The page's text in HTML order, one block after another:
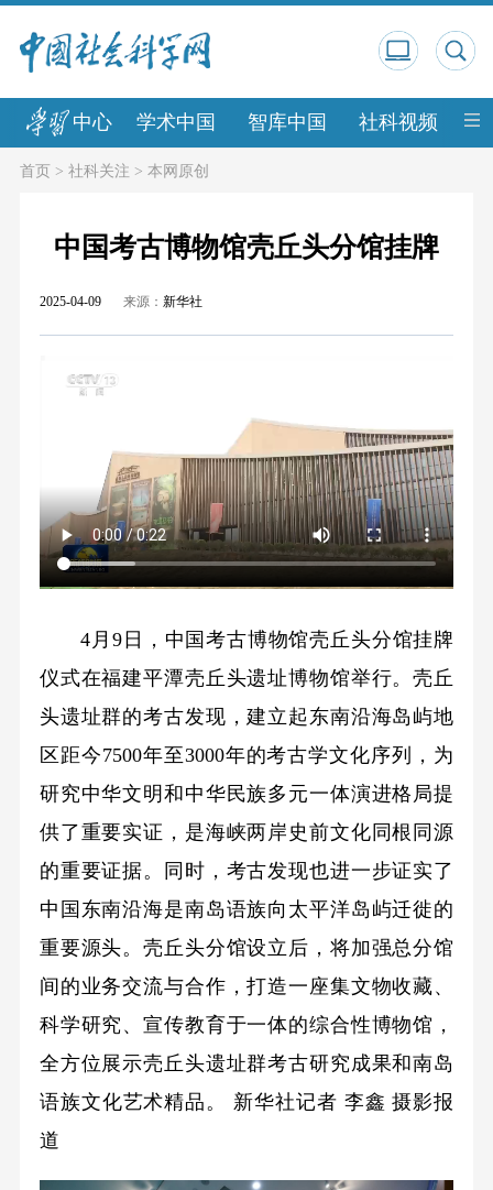
中心 学术中国 智库中国 社科视频 中
首页> 社科关注 > 本网原创
中国考古博物馆壳丘头分馆挂牌
2025-04-09 来源： 新华社
4月9日，中国考古博物馆壳丘头分馆挂牌
仪式在福建平潭壳丘头遗址博物馆举行。壳丘
头遗址群的考古发现，建立起东南沿海岛屿地
区距今7500年至3000年的考古学文化序列，为
研究中华文明和中华民族多元一体演进格局提
供了重要实证，是海峡两岸史前文化同根同源
的重要证据。同时，考古发现也进一步证实了
中国东南沿海是南岛语族向太平洋岛屿迁徙的
重要源头。壳丘头分馆设立后，将加强总分馆
间的业务交流与合作，打造一座集文物收藏、
科学研究、宣传教育于一体的综合性博物馆，
全方位展示壳丘头遗址群考古研究成果和南岛
语族文化艺术精品。 新华社记者 李鑫 摄影报
道